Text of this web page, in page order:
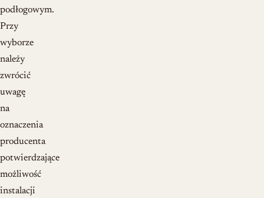
podłogowym.
Przy
wyborze
należy
zwrócić
uwagę
na
oznaczenia
producenta
potwierdzające
możliwość
instalacji